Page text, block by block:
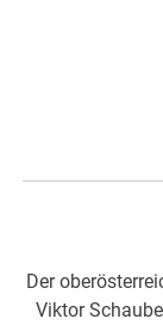
Der
Viktor